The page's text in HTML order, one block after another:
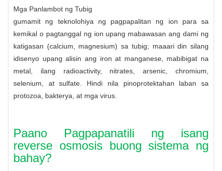
Mga Panlambot ng Tubig
gumamit ng teknolohiya ng pagpapalitan ng ion para sa
kemikal o pagtanggal ng ion upang mabawasan ang dami ng
katigasan (calcium, magnesium) sa tubig; maaari din silang
idisenyo upang alisin ang iron at manganese, mabibigat na
metal, ilang radioactivity, nitrates, arsenic, chromium,
selenium, at sulfate. Hindi nila pinoprotektahan laban sa
protozoa, bakterya, at mga virus.
Paano Pagpapanatili ng isang
reverse osmosis buong sistema ng
bahay?